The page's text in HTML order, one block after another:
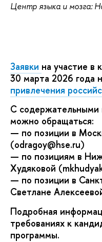
Центр языка и мозга:
Заявки на участие в
30 марта 2026 года
привлечения
С содержательными
можно обращаться:
— по позиции в
(odragoy@hse.ru)
— по позициям в
Худяковой
— по позиции в
Светлане
Подробная
требованиях к
программы.